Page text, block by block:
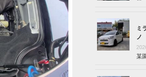
ミ
ノ
某